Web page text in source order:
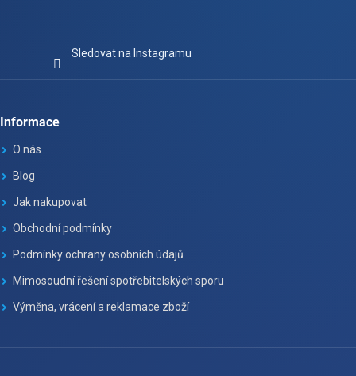
Sledovat na Instagramu
Informace
O nás
Blog
Jak nakupovat
Obchodní podmínky
Podmínky ochrany osobních údajů
Mimosoudní řešení spotřebitelských sporu
Výměna, vrácení a reklamace zboží